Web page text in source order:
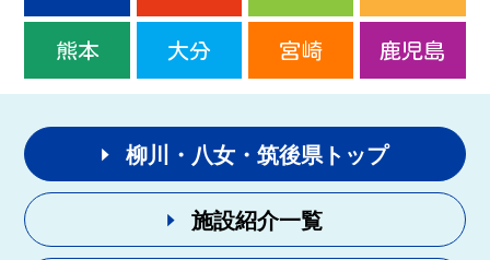
熊本 大分 宮崎 鹿児島
柳川・八女・筑後県トップ
施設紹介一覧